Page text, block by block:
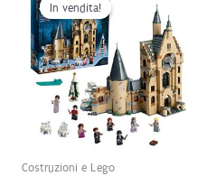
In vendita!
In vendita!
Costruzioni e Lego